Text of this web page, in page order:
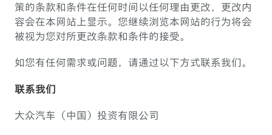
策的条款和条件在任何时间以任何理由更改，更改内
容会在本网站上显示。您继续浏览本网站的行为将会
被视为您对所更改条款和条件的接受。
如您有任何需求或问题，请通过以下方式联系我们。
联系我们
大众汽车（中国）投资有限公司